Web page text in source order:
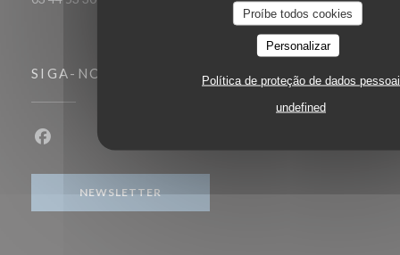
Proíbe todos cookies
Personalizar
Política de proteção de dados
undefined
SIGA-NOS
Facebook ((abre numa nova janela))
NEWSLETTER